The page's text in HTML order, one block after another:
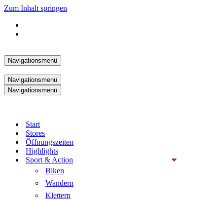
Zum Inhalt springen
Navigationsmenü
Navigationsmenü
Navigationsmenü
Start
Stores
Öffnungszeiten
Highlights
Sport & Action
Biken
Wandern
Klettern